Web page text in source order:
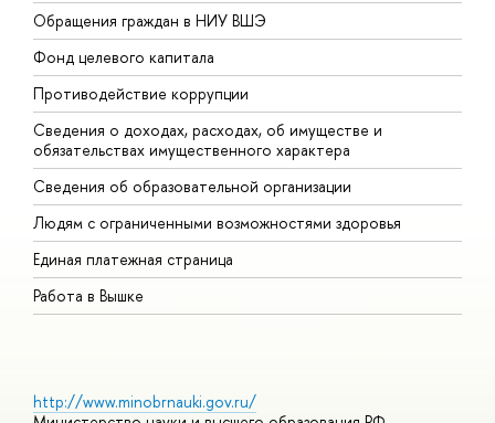
Обращения граждан в НИУ ВШЭ
Фонд целевого капитала
Противодействие коррупции
Сведения о доходах, расходах, об имуществе и
обязательствах имущественного характера
Сведения об образовательной организации
Людям с ограниченными возможностями здоровья
Единая платежная страница
Работа в Вышке
http://www.minobrnauki.gov.ru/